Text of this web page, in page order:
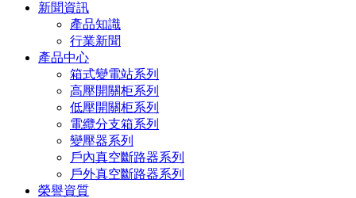
新聞資訊
產品知識
行業新聞
產品中心
箱式變電站系列
高壓開關柜系列
低壓開關柜系列
電纜分支箱系列
變壓器系列
戶內真空斷路器系列
戶外真空斷路器系列
榮譽資質